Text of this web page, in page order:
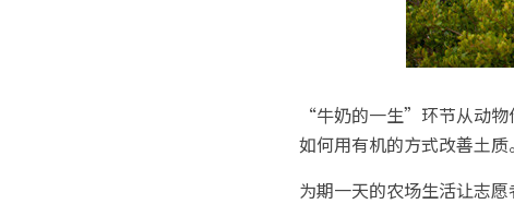
“牛奶的一生”环节从动
如何用有机的方式改善土质。
为期一天的农场生活让志